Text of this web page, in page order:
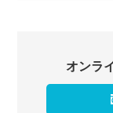
オンラ